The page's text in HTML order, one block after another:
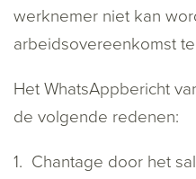
werknemer niet kan
arbeidsovereenkomst
Het WhatsAppbericht
de volgende redenen:
Chantage door het